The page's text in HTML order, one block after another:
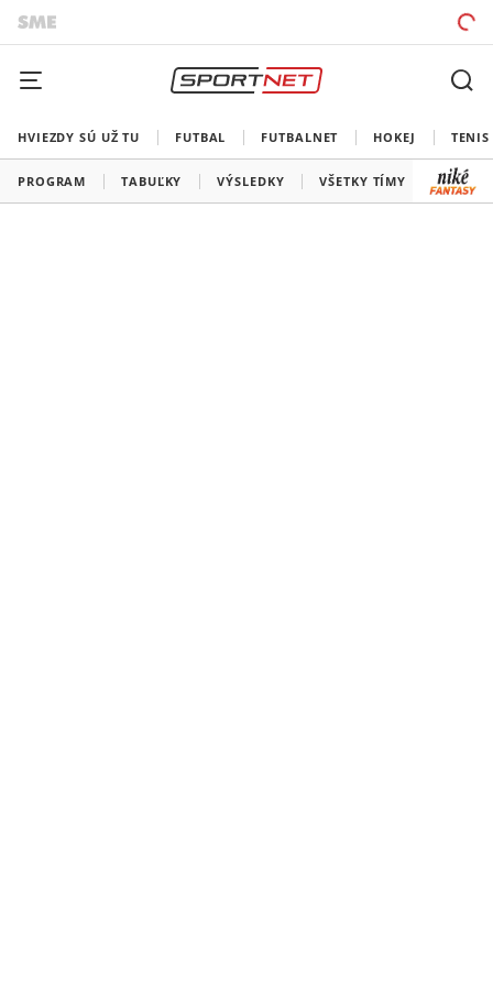
HVIEZDY SÚ UŽ TU FUTBAL FUTBALNET HOKEJ TENIS
PROGRAM TABUĽKY VÝSLEDKY VŠETKY TÍMY